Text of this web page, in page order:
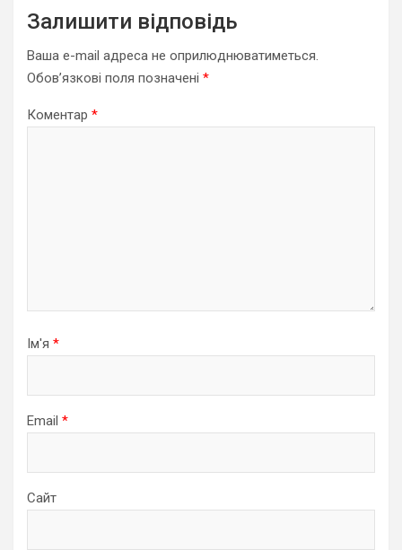
Залишити відповідь
Ваша e-mail адреса не оприлюднюватиметься.
Обов’язкові поля позначені *
Коментар *
Ім'я *
Email *
Сайт